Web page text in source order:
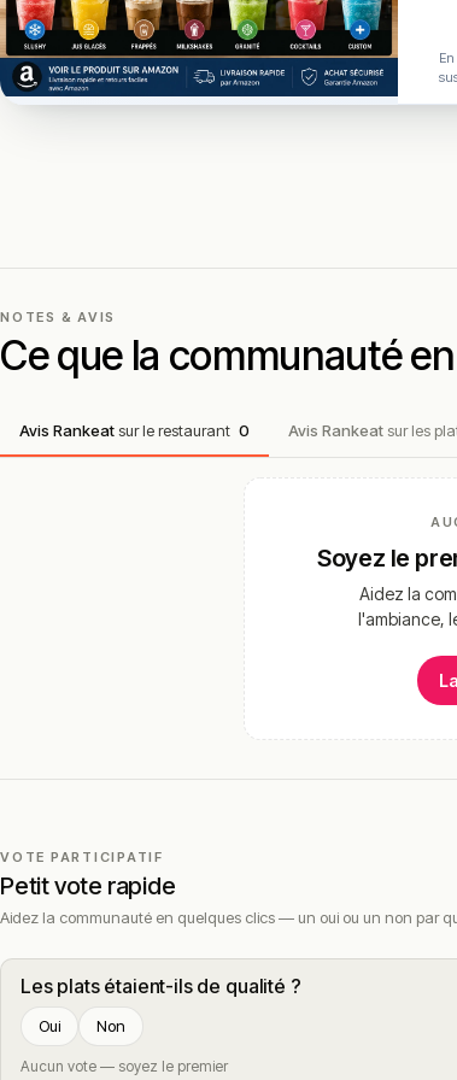
NOTES & AVIS
Ce que la communauté
Avis Rankeatsur le restaurant 0 Avis Rankeat sur les
Soyez le
Aidez la
l'ambiance,
VOTE PARTICIPATIF
Petit vote rapide
Aidez la communauté en quelques clics — un oui ou un non par
Les plats étaient-ils de qualité ?
Oui Non
Aucun vote — soyez le premier